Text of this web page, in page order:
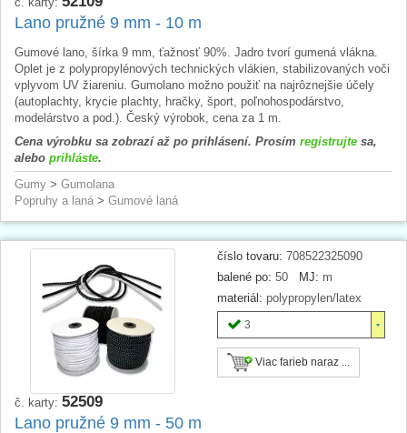
Lano pružné 9 mm - 10 m
Gumové lano, šírka 9 mm, ťažnosť 90%. Jadro tvorí gumená vlákna.
Oplet je z polypropylénových technických vlákien, stabilizovaných voči
vplyvom UV žiareniu. Gumolano možno použiť na najrôznejšie účely
(autoplachty, krycie plachty, hračky, šport, poľnohospodárstvo,
modelárstvo a pod.). Český výrobok, cena za 1 m.
Cena výrobku sa zobrazí až po prihlásení. Prosím registrujte sa,
alebo prihláste.
Gumy > Gumolana
Popruhy a laná > Gumové laná
číslo tovaru: 708522325090
balené po: 50 MJ: m
materiál: polypropylen/latex
3
Viac farieb naraz ...
č. karty: 52509
Lano pružné 9 mm - 50 m